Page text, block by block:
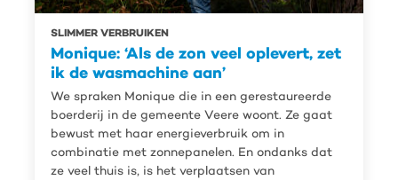
SLIMMER VERBRUIKEN
Monique: ‘Als de zon veel oplevert, zet
ik de wasmachine aan’
We spraken Monique die in een gerestaureerde
boerderij in de gemeente Veere woont. Ze gaat
bewust met haar energieverbruik om in
combinatie met zonnepanelen. En ondanks dat
ze veel thuis is, is het verplaatsen van